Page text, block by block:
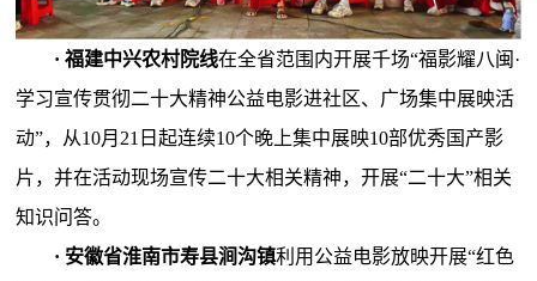
· 福建中兴农村院线在全省范围内开展千场“福影耀八闽·
学习宣传贯彻二十大精神公益电影进社区、广场集中展映活
动”，从10月21日起连续10个晚上集中展映10部优秀国产影
片，并在活动现场宣传二十大相关精神，开展“二十大”相关
知识问答。
· 安徽省淮南市寿县涧沟镇利用公益电影放映开展“红色